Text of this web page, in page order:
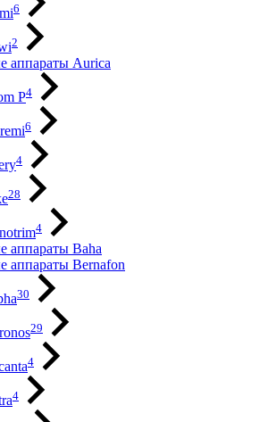
6
2
аппараты Aurica
P4
6
4
28
4
аппараты Baha
аппараты Bernafon
30
29
4
4